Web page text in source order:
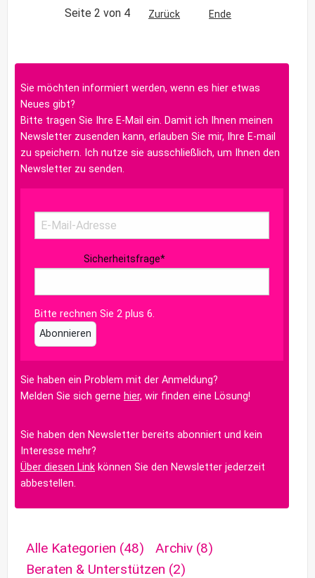
Seite 2 von 4 Zurück Ende
Sie möchten informiert werden, wenn es hier etwas
Neues gibt?
Bitte tragen Sie Ihre E-Mail ein. Damit ich Ihnen meinen
Newsletter zusenden kann, erlauben Sie mir, Ihre E-mail
zu speichern. Ich nutze sie ausschließlich, um Ihnen den
Newsletter zu senden.
Sicherheitsfrage*
Bitte rechnen Sie 2 plus 6.
Abonnieren
Sie haben ein Problem mit der Anmeldung?
Melden Sie sich gerne hier, wir finden eine Lösung!
Sie haben den Newsletter bereits abonniert und kein
Interesse mehr?
Über diesen Link können Sie den Newsletter jederzeit
abbestellen.
Alle Kategorien (48) Archiv (8)
Beraten & Unterstützen (2)